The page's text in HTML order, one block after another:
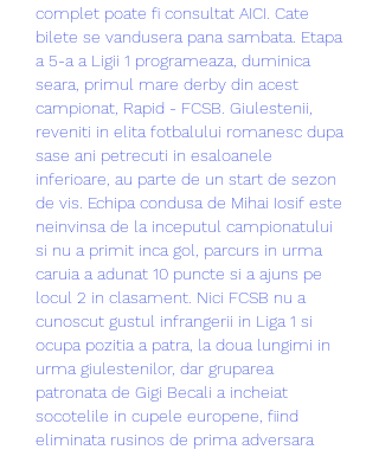
complet poate fi consultat AICI. Cate
bilete se vandusera pana sambata. Etapa
a 5-a a Ligii 1 programeaza, duminica
seara, primul mare derby din acest
campionat, Rapid - FCSB. Giulestenii,
reveniti in elita fotbalului romanesc dupa
sase ani petrecuti in esaloanele
inferioare, au parte de un start de sezon
de vis. Echipa condusa de Mihai Iosif este
neinvinsa de la inceputul campionatului
si nu a primit inca gol, parcurs in urma
caruia a adunat 10 puncte si a ajuns pe
locul 2 in clasament. Nici FCSB nu a
cunoscut gustul infrangerii in Liga 1 si
ocupa pozitia a patra, la doua lungimi in
urma giulestenilor, dar gruparea
patronata de Gigi Becali a incheiat
socotelile in cupele europene, fiind
eliminata rusinos de prima adversara